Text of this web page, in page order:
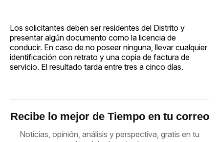
Los solicitantes deben ser residentes del Distrito y
presentar algún documento como la licencia de
conducir. En caso de no poseer ninguna, llevar cualquier
identificación con retrato y una copia de factura de
servicio. El resultado tarda entre tres a cinco días.
Recibe lo mejor de Tiempo en tu correo
Noticias, opinión, análisis y perspectiva, gratis en tu